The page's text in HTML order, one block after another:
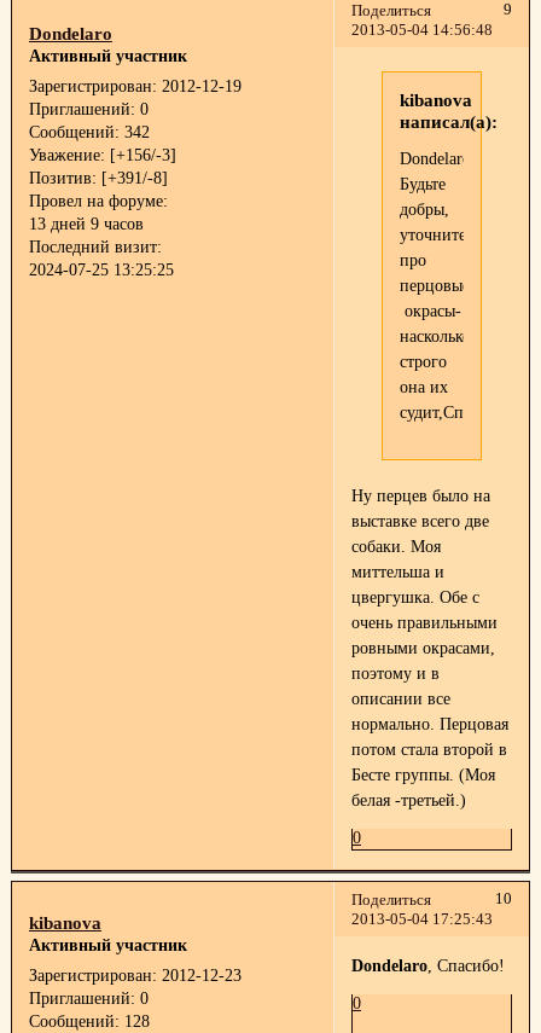
Поделиться
9
2013-05-04 14:56:48
Dondelaro
Активный участник
Зарегистрирован: 2012-12-19
Приглашений: 0
Сообщений: 342
Уважение: [+156/-3]
Позитив: [+391/-8]
Провел на форуме:
13 дней 9 часов
Последний визит:
2024-07-25 13:25:25
kibanova
написал(а):
Dondelaro
Будьте
добры,
уточните
про
перцовые
окрасы-
насколько
строго
она их
судит,Спасибо!
Ну перцев было на
выставке всего две
собаки. Моя
миттельша и
цвергушка. Обе с
очень правильными
ровными окрасами,
поэтому и в
описании все
нормально. Перцовая
потом стала второй в
Бесте группы. (Моя
белая -третьей.)
0
Поделиться
10
2013-05-04 17:25:43
kibanova
Активный участник
Зарегистрирован: 2012-12-23
Приглашений: 0
Сообщений: 128
Dondelaro, Спасибо!
0